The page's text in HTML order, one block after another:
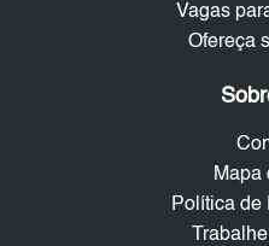
Vagas
Ofereça
Mapa
Política de